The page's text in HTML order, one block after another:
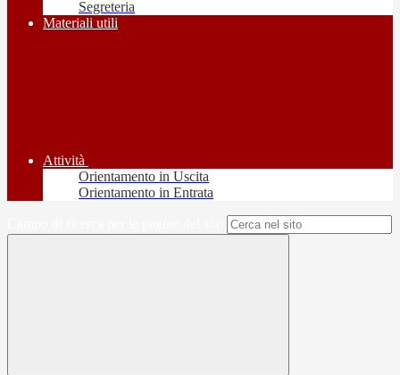
Segreteria
Materiali utili
Attività
Orientamento in Uscita
Orientamento in Entrata